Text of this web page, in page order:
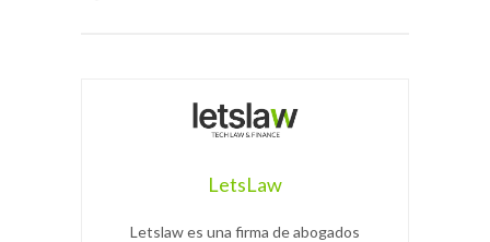
LetsLaw
Letslaw es una firma de abogados